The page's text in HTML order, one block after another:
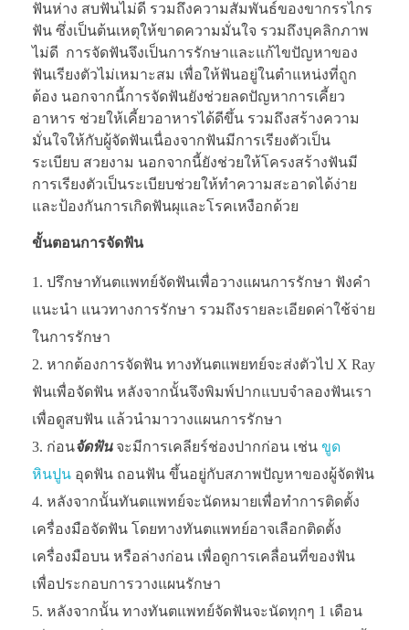
ฟันห่าง สบฟันไม่ดี รวมถึงความสัมพันธ์ของขากรรไกร
ฟัน ซึ่งเป็นต้นเหตุให้ขาดความมั่นใจ รวมถึงบุคลิกภาพ
ไม่ดี การจัดฟันจึงเป็นการรักษาและแก้ไขปัญหาของ
ฟันเรียงตัวไม่เหมาะสม เพื่อให้ฟันอยู่ในตำแหน่งที่ถูก
ต้อง นอกจากนี้การจัดฟันยังช่วยลดปัญหาการเคี้ยว
อาหาร ช่วยให้เคี้ยวอาหารได้ดีขึ้น รวมถึงสร้างความ
มั่นใจให้กับผู้จัดฟันเนื่องจากฟันมีการเรียงตัวเป็น
ระเบียบ สวยงาม นอกจากนี้ยังช่วยให้โครงสร้างฟันมี
การเรียงตัวเป็นระเบียบช่วยให้ทำความสะอาดได้ง่าย
และป้องกันการเกิดฟันผุและโรคเหงือกด้วย
ขั้นตอนการจัดฟัน
ปรึกษาทันตแพทย์จัดฟันเพื่อวางแผนการรักษา ฟังคำ
แนะนำ แนวทางการรักษา รวมถึงรายละเอียดค่าใช้จ่าย
ในการรักษา
หากต้องการจัดฟัน ทางทันตแพยทย์จะส่งตัวไป X Ray
ฟันเพื่อจัดฟัน หลังจากนั้นจึงพิมพ์ปากแบบจำลองฟันเรา
เพื่อดูสบฟัน แล้วนำมาวางแผนการรักษา
ก่อนจัดฟันจะมีการเคลียร์ช่องปากก่อน เช่น ขูด
หินปูน อุดฟัน ถอนฟัน ขึ้นอยู่กับสภาพปัญหาของผู้จัดฟัน
หลังจากนั้นทันตแพทย์จะนัดหมายเพื่อทำการติดตั้ง
เครื่องมือจัดฟัน โดยทางทันตแพทย์อาจเลือกติดตั้ง
เครื่องมือบน หรือล่างก่อน เพื่อดูการเคลื่อนที่ของฟัน
เพื่อประกอบการวางแผนรักษา
หลังจากนั้น ทางทันตแพทย์จัดฟันจะนัดทุกๆ 1 เดือน